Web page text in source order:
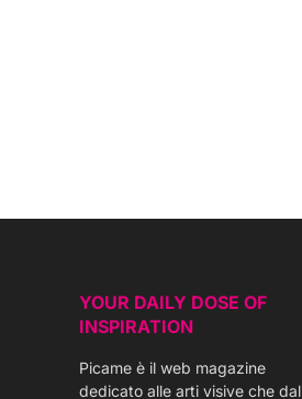
YOUR DAILY DOSE OF
INSPIRATION
Picame è il web magazine
dedicato alle arti visive che dal